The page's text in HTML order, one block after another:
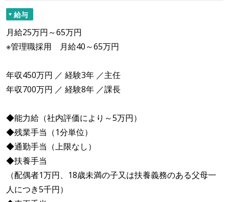
給与
月給25万円～65万円
※管理職採用 月給40～65万円
年収450万円 ／ 経験3年 ／主任
年収700万円 ／ 経験8年 ／課長
◆能力給（社内評価により～5万円）
◆残業手当（1分単位）
◆通勤手当（上限なし）
◆扶養手当
（配偶者1万円、18歳未満の子又は扶養義務のある父母一
人につき5千円）